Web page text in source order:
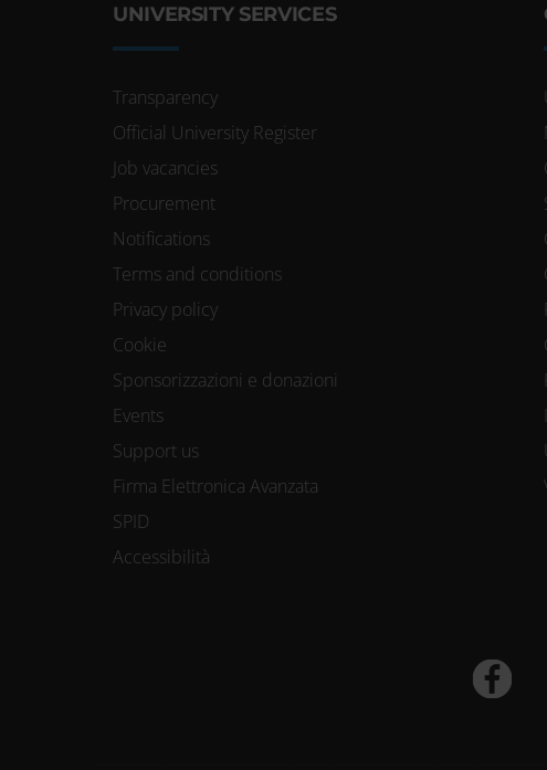
loro o che hanno
UNIVERSITY SERVICES
Transparency
Official University Register
Job vacancies
Procurement
Notifications
Terms and conditions
Privacy policy
Cookie
Sponsorizzazioni e donazioni
Events
Support us
Firma Elettronica Avanzata
SPID
Accessibilità